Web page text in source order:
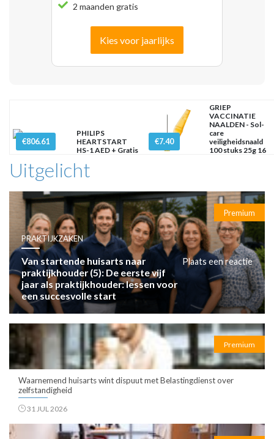
2 maanden gratis
Kies voor jaarlijks
€806.61
PHILIPS
HEARTSTART
HS-1 AED + Gratis
€7.40
GRIEP
VACCINATIE
NAALDEN - Sol-
care
veiligheidsnaald
100 stuks 25g 16
Uitgelicht
Premium
PRAKTIJKZAKEN
Van startende huisarts naar
praktijkhouder (5): De eerste vijf
jaar als praktijkhouder: lessen voor
een succesvolle start
Plaats een reactie
Premium
Waarnemend huisarts wint dispuut met Belastingdienst over
zelfstandigheid
31 JUL 2026